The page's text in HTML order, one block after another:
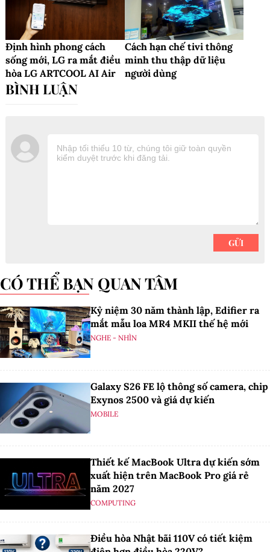
Định hình phong cách
sống mới, LG ra mắt điều
hòa LG ARTCOOL AI Air
Cách hạn chế tivi thông
minh thu thập dữ liệu
người dùng
CÓ THỂ BẠN QUAN TÂM
Kỷ niệm 30 năm thành lập, Edifier ra
mắt mẫu loa MR4 MKII thế hệ mới
NGHE - NHÌN
Galaxy S26 FE lộ thông số camera, chip
Exynos 2500 và giá dự kiến
MOBILE
Thiết kế MacBook Ultra dự kiến sớm
xuất hiện trên MacBook Pro giá rẻ
năm 2027
COMPUTING
Điều hòa Nhật bãi 110V có tiết kiệm